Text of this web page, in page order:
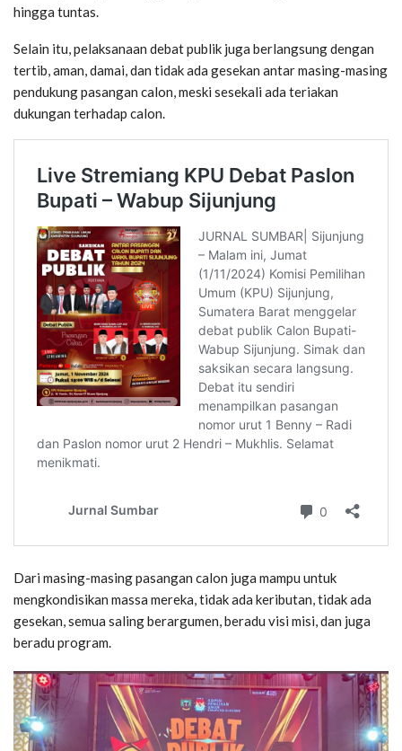
hingga tuntas.
Selain itu, pelaksanaan debat publik juga berlangsung dengan
tertib, aman, damai, dan tidak ada gesekan antar masing-masing
pendukung pasangan calon, meski sesekali ada teriakan
dukungan terhadap calon.
Dari masing-masing pasangan calon juga mampu untuk
mengkondisikan massa mereka, tidak ada keributan, tidak ada
gesekan, semua saling berargumen, beradu visi misi, dan juga
beradu program.